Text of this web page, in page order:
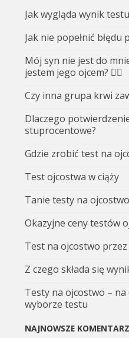
Jak wygląda wynik
Jak nie popełnić
Mój syn nie jest do
jestem jego ojcem? 🤷‍♂️
Czy inna grupa krwi
Dlaczego
stuprocentowe?
Gdzie zrobić test na
Test ojcostwa w ciąży
Tanie testy na ojcostwo
Okazyjne ceny testów
Test na ojcostwo
Z czego składa się
Testy na ojcostwo –
wyborze testu
NAJNOWSZE